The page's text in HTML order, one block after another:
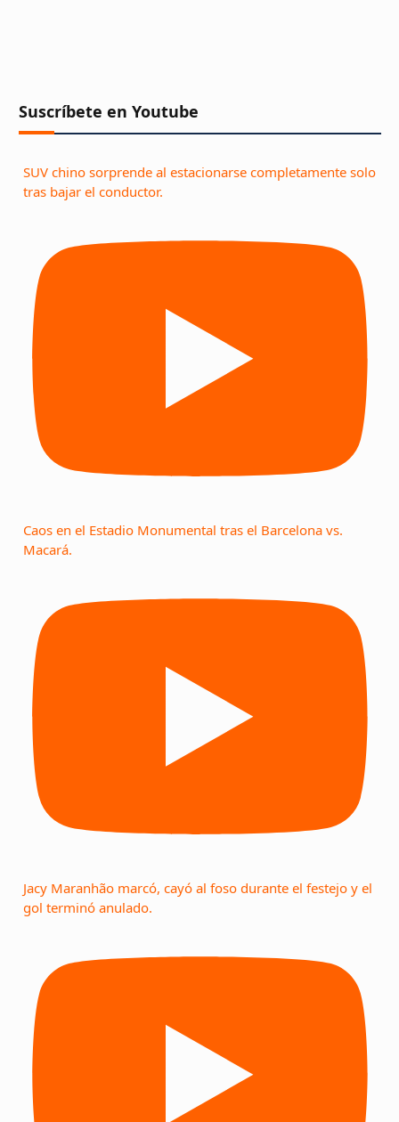
Suscríbete en Youtube
SUV chino sorprende al estacionarse completamente solo
tras bajar el conductor.
Caos en el Estadio Monumental tras el Barcelona vs.
Macará.
Jacy Maranhão marcó, cayó al foso durante el festejo y el
gol terminó anulado.